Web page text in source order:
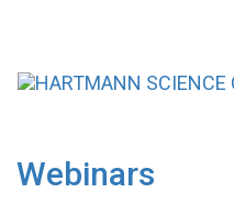
Webinars